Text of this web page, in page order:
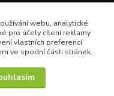
webu, analytické
pro účely cílení reklamy
vlastních preferencí
ve spodní části stránek.